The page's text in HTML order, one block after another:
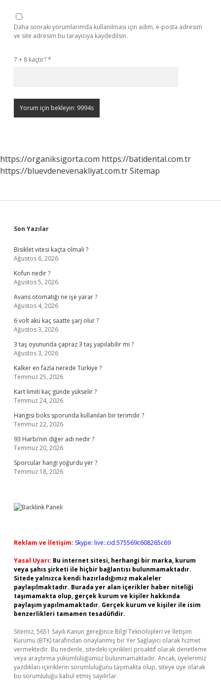
Daha sonraki yorumlarımda kullanılması için adım, e-posta adresim
ve site adresim bu tarayıcıya kaydedilsin.
7 + 8 kaçtır?*
https://organiksigorta.com https://batidental.com.tr
https://bluevdenevenakliyat.com.trSitemap
Sidebar
Son Yazılar
Bisiklet vitesi kaçta olmalı ?
Ağustos 6, 2026
Kofun nedir ?
Ağustos 5, 2026
Avans otomatiği ne işe yarar ?
Ağustos 4, 2026
6 volt akü kaç saatte şarj olur ?
Ağustos 3, 2026
3 taş oyununda çapraz 3 taş yapılabilir mi ?
Ağustos 3, 2026
Kalker en fazla nerede Türkiye ?
Temmuz 25, 2026
Kart limiti kaç günde yükselir ?
Temmuz 24, 2026
Hangisi boks sporunda kullanılan bir terimdir ?
Temmuz 22, 2026
93 Harbi’nin diğer adı nedir ?
Temmuz 20, 2026
Sporcular hangi yoğurdu yer ?
Temmuz 18, 2026
Reklam ve İletişim: Skype: live:.cid.575569c608265c69
Yasal Uyarı: Bu internet sitesi, herhangi bir marka, kurum
veya şahıs şirketi ile hiçbir bağlantısı bulunmamaktadır.
Sitede yalnızca kendi hazırladığımız makaleler
paylaşılmaktadır. Burada yer alan içerikler haber niteliği
taşımamakta olup, gerçek kurum ve kişiler hakkında
paylaşım yapılmamaktadır. Gerçek kurum ve kişiler ile isim
benzerlikleri tamamen tesadüfidir.
Sitemiz, 5651 Sayılı Kanun gereğince Bilgi Teknolojileri ve İletişim
Kurumu (BTK) tarafından onaylanmış bir Yer Sağlayıcı olarak hizmet
vermektedir. Bu nedenle, sitedeki içerikleri proaktif olarak denetleme
veya araştırma yükümlülüğümüz bulunmamaktadır. Ancak, üyelerimiz
yazdıkları içeriklerin sorumluluğunu taşımakta olup, siteye üye olarak
bu sorumluluğu kabul etmiş sayılırlar.